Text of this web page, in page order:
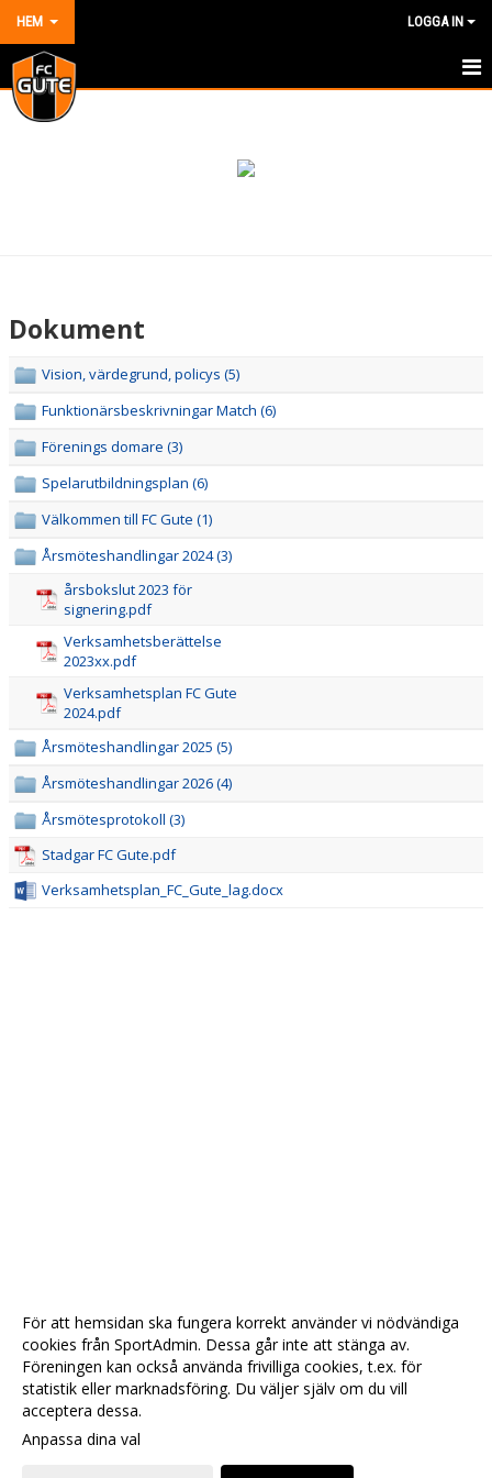
HEM LOGGA IN
HEM
MATCHER
BILDGALLERI
Dokument
Vision, värdegrund, policys (5)
Funktionärsbeskrivningar Match (6)
Förenings domare (3)
Spelarutbildningsplan (6)
Välkommen till FC Gute (1)
Årsmöteshandlingar 2024 (3)
årsbokslut 2023 för
signering.pdf
Verksamhetsberättelse
2023xx.pdf
Verksamhetsplan FC Gute
2024.pdf
Årsmöteshandlingar 2025 (5)
Årsmöteshandlingar 2026 (4)
Årsmötesprotokoll (3)
Stadgar FC Gute.pdf
Verksamhetsplan_FC_Gute_lag.docx
För att hemsidan ska fungera korrekt använder vi nödvändiga
cookies från SportAdmin. Dessa går inte att stänga av.
Föreningen kan också använda frivilliga cookies, t.ex. för
statistik eller marknadsföring. Du väljer själv om du vill
acceptera dessa.
Anpassa dina val